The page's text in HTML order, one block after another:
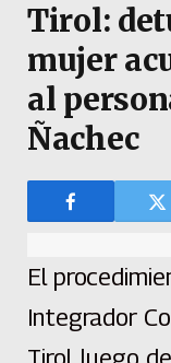
Tirol:
mujer
al
Ñachec
El
Integrador